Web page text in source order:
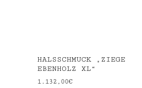
HALSSCHMUCK „ZIEGE
EBENHOLZ XL“
1.132,00€